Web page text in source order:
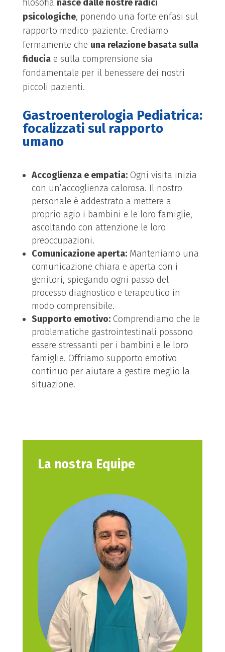
filosofia nasce dalle nostre radici
psicologiche, ponendo una forte enfasi sul
rapporto medico-paziente. Crediamo
fermamente che una relazione basata sulla
fiduciae sulla comprensione sia
fondamentale per il benessere dei nostri
piccoli pazienti.
Gastroenterologia Pediatrica:
focalizzati sul rapporto
umano
Accoglienza e empatia: Ogni visita inizia
con un’accoglienza calorosa. Il nostro
personale è addestrato a mettere a
proprio agio i bambini e le loro famiglie,
ascoltando con attenzione le loro
preoccupazioni.
Comunicazione aperta: Manteniamo una
comunicazione chiara e aperta con i
genitori, spiegando ogni passo del
processo diagnostico e terapeutico in
modo comprensibile.
Supporto emotivo: Comprendiamo che le
problematiche gastrointestinali possono
essere stressanti per i bambini e le loro
famiglie. Offriamo supporto emotivo
continuo per aiutare a gestire meglio la
situazione.
La nostra Equipe